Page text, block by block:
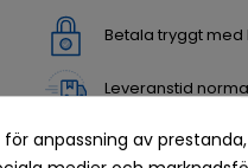
Betala tryggt
Leveranstid
Returvillkor 14
anpassning av